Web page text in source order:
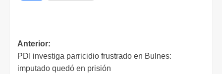
Anterior:
PDI investiga parricidio frustrado en Bulnes:
imputado quedó en prisión